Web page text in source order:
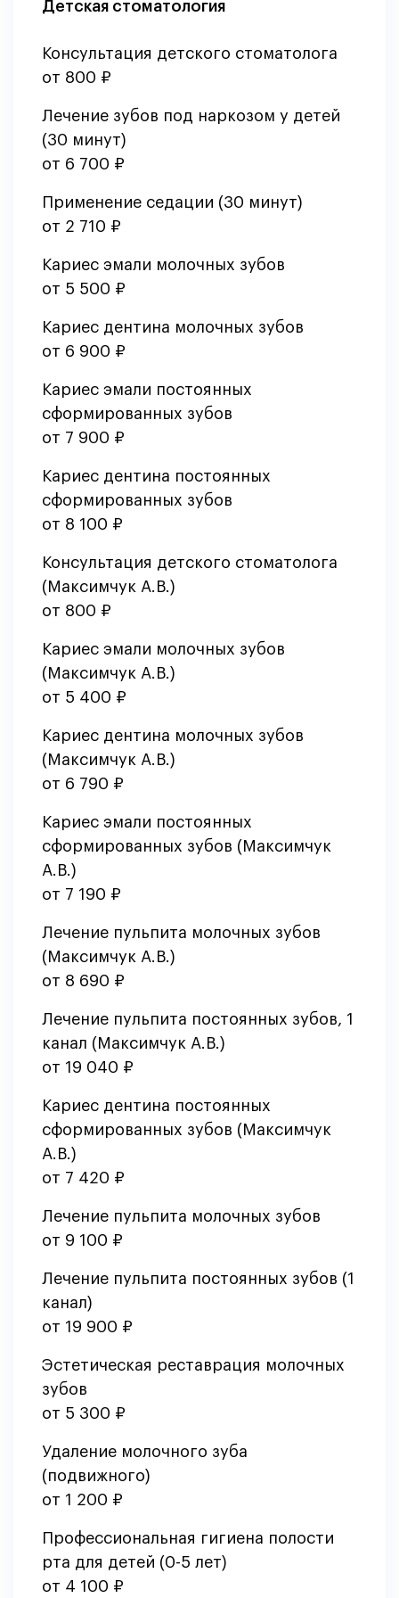
Детская стоматология
Консультация детского стоматолога
от 800 ₽
Лечение зубов под наркозом у детей
(30 минут)
от 6 700 ₽
Применение седации (30 минут)
от 2 710 ₽
Кариес эмали молочных зубов
от 5 500 ₽
Кариес дентина молочных зубов
от 6 900 ₽
Кариес эмали постоянных
сформированных зубов
от 7 900 ₽
Кариес дентина постоянных
сформированных зубов
от 8 100 ₽
Консультация детского стоматолога
(Максимчук А.В.)
от 800 ₽
Кариес эмали молочных зубов
(Максимчук А.В.)
от 5 400 ₽
Кариес дентина молочных зубов
(Максимчук А.В.)
от 6 790 ₽
Кариес эмали постоянных
сформированных зубов (Максимчук
А.В.)
от 7 190 ₽
Лечение пульпита молочных зубов
(Максимчук А.В.)
от 8 690 ₽
Лечение пульпита постоянных зубов, 1
канал (Максимчук А.В.)
от 19 040 ₽
Кариес дентина постоянных
сформированных зубов (Максимчук
А.В.)
от 7 420 ₽
Лечение пульпита молочных зубов
от 9 100 ₽
Лечение пульпита постоянных зубов (1
канал)
от 19 900 ₽
Эстетическая реставрация молочных
зубов
от 5 300 ₽
Удаление молочного зуба
(подвижного)
от 1 200 ₽
Профессиональная гигиена полости
рта для детей (0-5 лет)
от 4 100 ₽